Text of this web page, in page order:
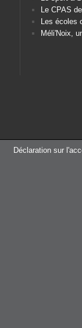
Le CPAS
Les écoles
Méli'Noix,
Déclaration sur